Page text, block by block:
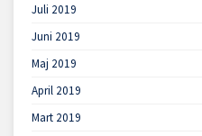
Juli 2019
Juni 2019
Maj 2019
April 2019
Mart 2019